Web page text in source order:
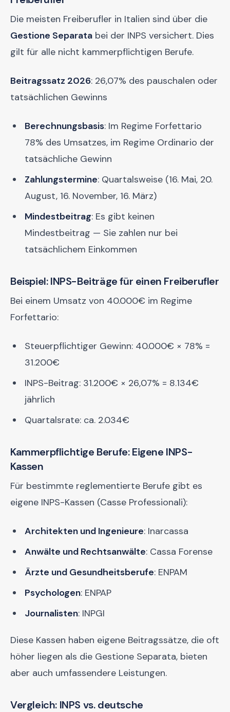
Die meisten Freiberufler in Italien sind über die
Gestione Separata bei der INPS versichert. Dies
gilt für alle nicht kammerpflichtigen Berufe.
Beitragssatz 2026: 26,07% des pauschalen oder
tatsächlichen Gewinns
Berechnungsbasis: Im Regime Forfettario
78% des Umsatzes, im Regime Ordinario der
tatsächliche Gewinn
Zahlungstermine: Quartalsweise (16. Mai, 20.
August, 16. November, 16. März)
Mindestbeitrag: Es gibt keinen
Mindestbeitrag — Sie zahlen nur bei
tatsächlichem Einkommen
Beispiel: INPS-Beiträge für einen Freiberufler
Bei einem Umsatz von 40.000€ im Regime
Forfettario:
Steuerpflichtiger Gewinn: 40.000€ × 78% =
31.200€
INPS-Beitrag: 31.200€ × 26,07% = 8.134€
jährlich
Quartalsrate: ca. 2.034€
Kammerpflichtige Berufe: Eigene INPS-
Kassen
Für bestimmte reglementierte Berufe gibt es
eigene INPS-Kassen (Casse Professionali):
Architekten und Ingenieure: Inarcassa
Anwälte und Rechtsanwälte: Cassa Forense
Ärzte und Gesundheitsberufe: ENPAM
Psychologen: ENPAP
Journalisten: INPGI
Diese Kassen haben eigene Beitragssätze, die oft
höher liegen als die Gestione Separata, bieten
aber auch umfassendere Leistungen.
Vergleich: INPS vs. deutsche